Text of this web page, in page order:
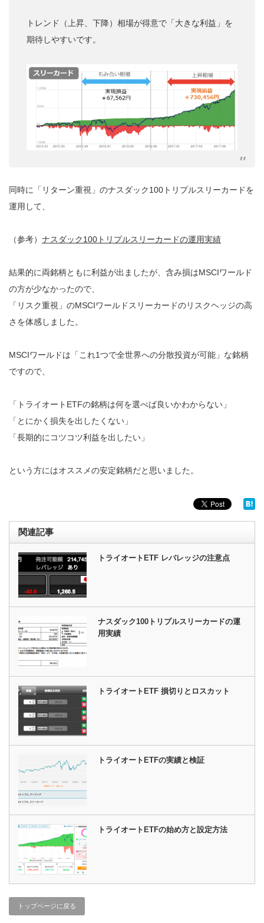
トレンド（上昇、下降）相場が得意で「大きな利益」を
期待しやすいです。
同時に「リターン重視」のナスダック100トリプルスリーカードを
運用して、
（参考） ナスダック100トリプルスリーカードの運用実績
結果的に両銘柄ともに利益が出ましたが、含み損はMSCIワールド
の方が少なかったので、
「リスク重視」のMSCIワールドスリーカードのリスクヘッジの高
さを体感しました。
MSCIワールドは「これ1つで全世界への分散投資が可能」な銘柄
ですので、
「トライオートETFの銘柄は何を選べば良いかわからない」
「とにかく損失を出したくない」
「長期的にコツコツ利益を出したい」
という方にはオススメの安定銘柄だと思いました。
関連記事
トライオートETF レバレッジの注意点
ナスダック100トリプルスリーカードの運
用実績
トライオートETF 損切りとロスカット
トライオートETFの実績と検証
トライオートETFの始め方と設定方法
トップページに戻る